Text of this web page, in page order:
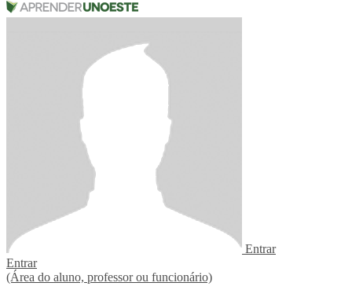
Entrar
Entrar
(Área do aluno, professor ou funcionário)